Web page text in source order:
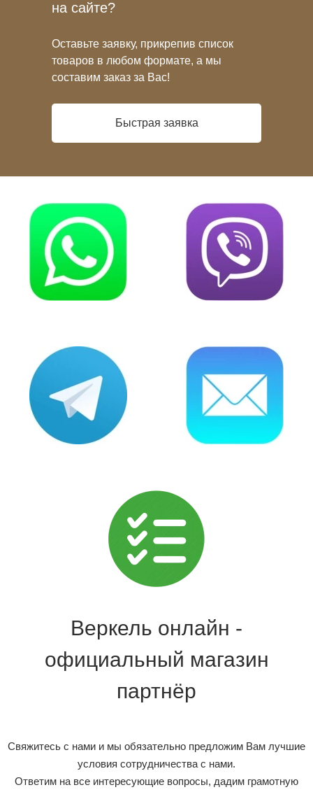
на сайте?
Оставьте заявку, прикрепив список
товаров в любом формате, а мы
составим заказ за Вас!
Быстрая заявка
Веркель онлайн -
официальный магазин
партнёр
Свяжитесь с нами и мы обязательно предложим Вам лучшие
условия сотрудничества с нами.
Ответим на все интересующие вопросы, дадим грамотную